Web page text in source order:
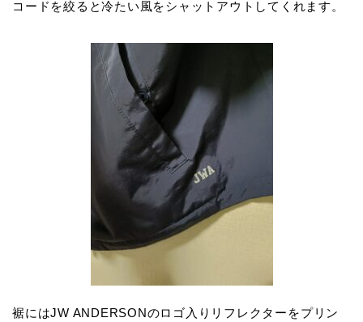
コードを絞ると冷たい風をシャットアウトしてくれます。
裾にはJW ANDERSONのロゴ入りリフレクターをプリン